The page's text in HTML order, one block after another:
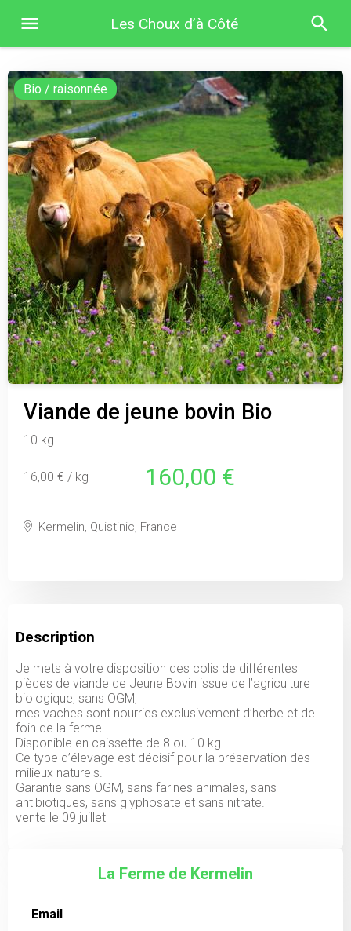
Les Choux d’à Côté
Bio / raisonnée
Viande de jeune bovin Bio
10 kg
16,00 € / kg 160,00 €
Kermelin, Quistinic, France
Description
Je mets à votre disposition des colis de différentes
pièces de viande de Jeune Bovin issue de l’agriculture
biologique, sans OGM,
mes vaches sont nourries exclusivement d’herbe et de
foin de la ferme.
Disponible en caissette de 8 ou 10 kg
Ce type d’élevage est décisif pour la préservation des
milieux naturels.
Garantie sans OGM, sans farines animales, sans
antibiotiques, sans glyphosate et sans nitrate.
vente le 09 juillet
La Ferme de Kermelin
Email